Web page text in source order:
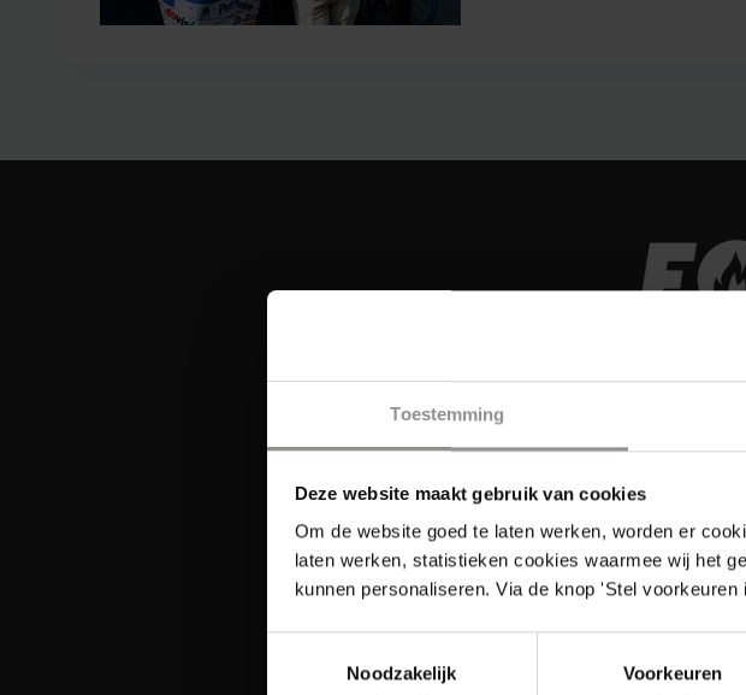
Toestemming
Deze website maakt gebruik van cookies
Om de website goed te laten werken, worden er
laten werken, statistieken cookies waarmee wij het
kunnen personaliseren. Via de knop 'Stel
Noodzakelijk
Voorkeuren